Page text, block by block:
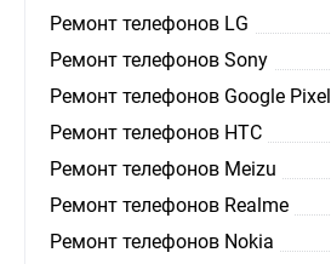
Ремонт телефонов LG
Ремонт телефонов Sony
Ремонт телефонов Google Pixel
Ремонт телефонов HTC
Ремонт телефонов Meizu
Ремонт телефонов Realme
Ремонт телефонов Nokia